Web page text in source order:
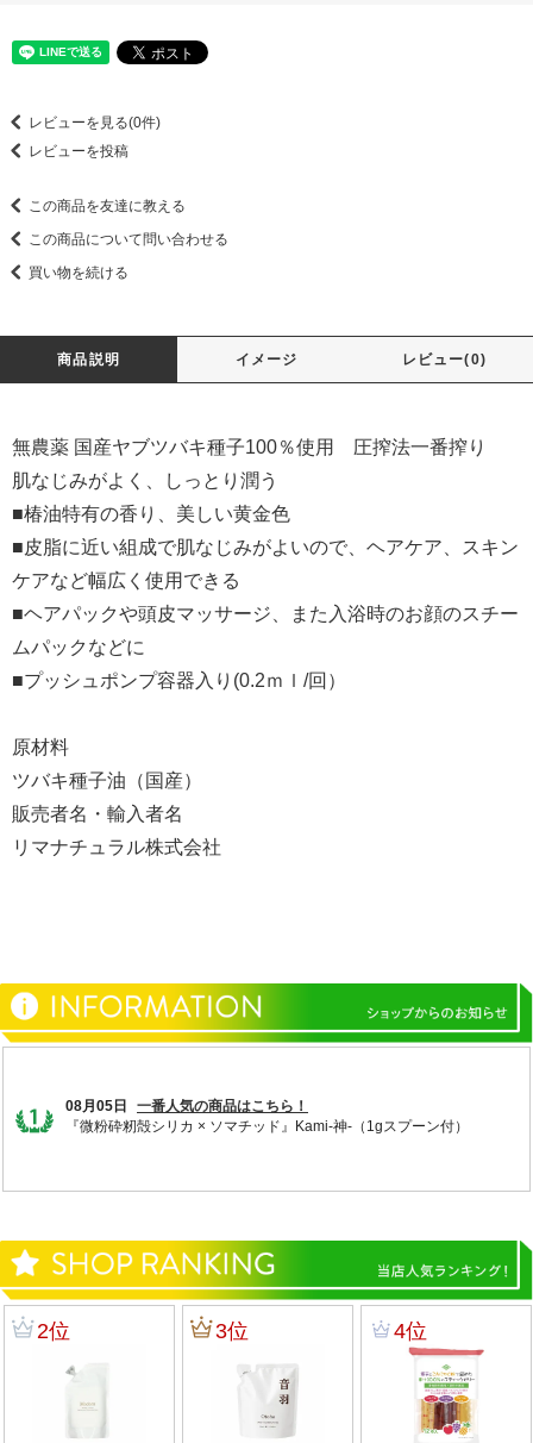
レビューを見る(0件)
レビューを投稿
この商品を友達に教える
この商品について問い合わせる
買い物を続ける
商品説明 イメージ レビュー(0)
無農薬 国産ヤブツバキ種子100％使用 圧搾法一番搾り
肌なじみがよく、しっとり潤う
■椿油特有の香り、美しい黄金色
■皮脂に近い組成で肌なじみがよいので、ヘアケア、スキン
ケアなど幅広く使用できる
■ヘアパックや頭皮マッサージ、また入浴時のお顔のスチー
ムパックなどに
■プッシュポンプ容器入り(0.2ｍｌ/回）
原材料
ツバキ種子油（国産）
販売者名・輸入者名
リマナチュラル株式会社